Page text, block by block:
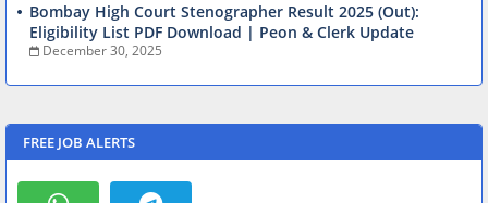
Bombay High Court Stenographer Result 2025 (Out):
Eligibility List PDF Download | Peon & Clerk Update
December 30, 2025
FREE JOB ALERTS